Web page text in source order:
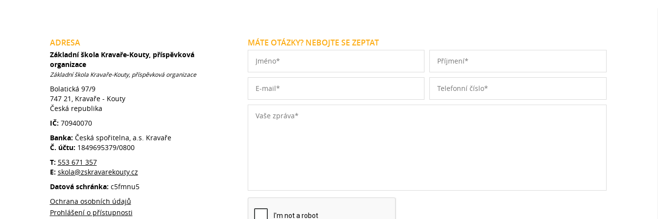
ADRESA
Základní škola Kravaře-Kouty, příspěvková
organizace
Základní škola Kravaře-Kouty, příspěvková organizace
Bolatická 97/9
747 21, Kravaře - Kouty
Česká republika
IČ: 70940070
Banka: Česká spořitelna, a.s. Kravaře
Č. účtu: 1849695379/0800
T: 553 671 357
E: skola@zskravarekouty.cz
Datová schránka: c5fmnu5
Ochrana osobních údajů
Prohlášení o přístupnosti
MÁTE OTÁZKY? NEBOJTE SE ZEPTAT